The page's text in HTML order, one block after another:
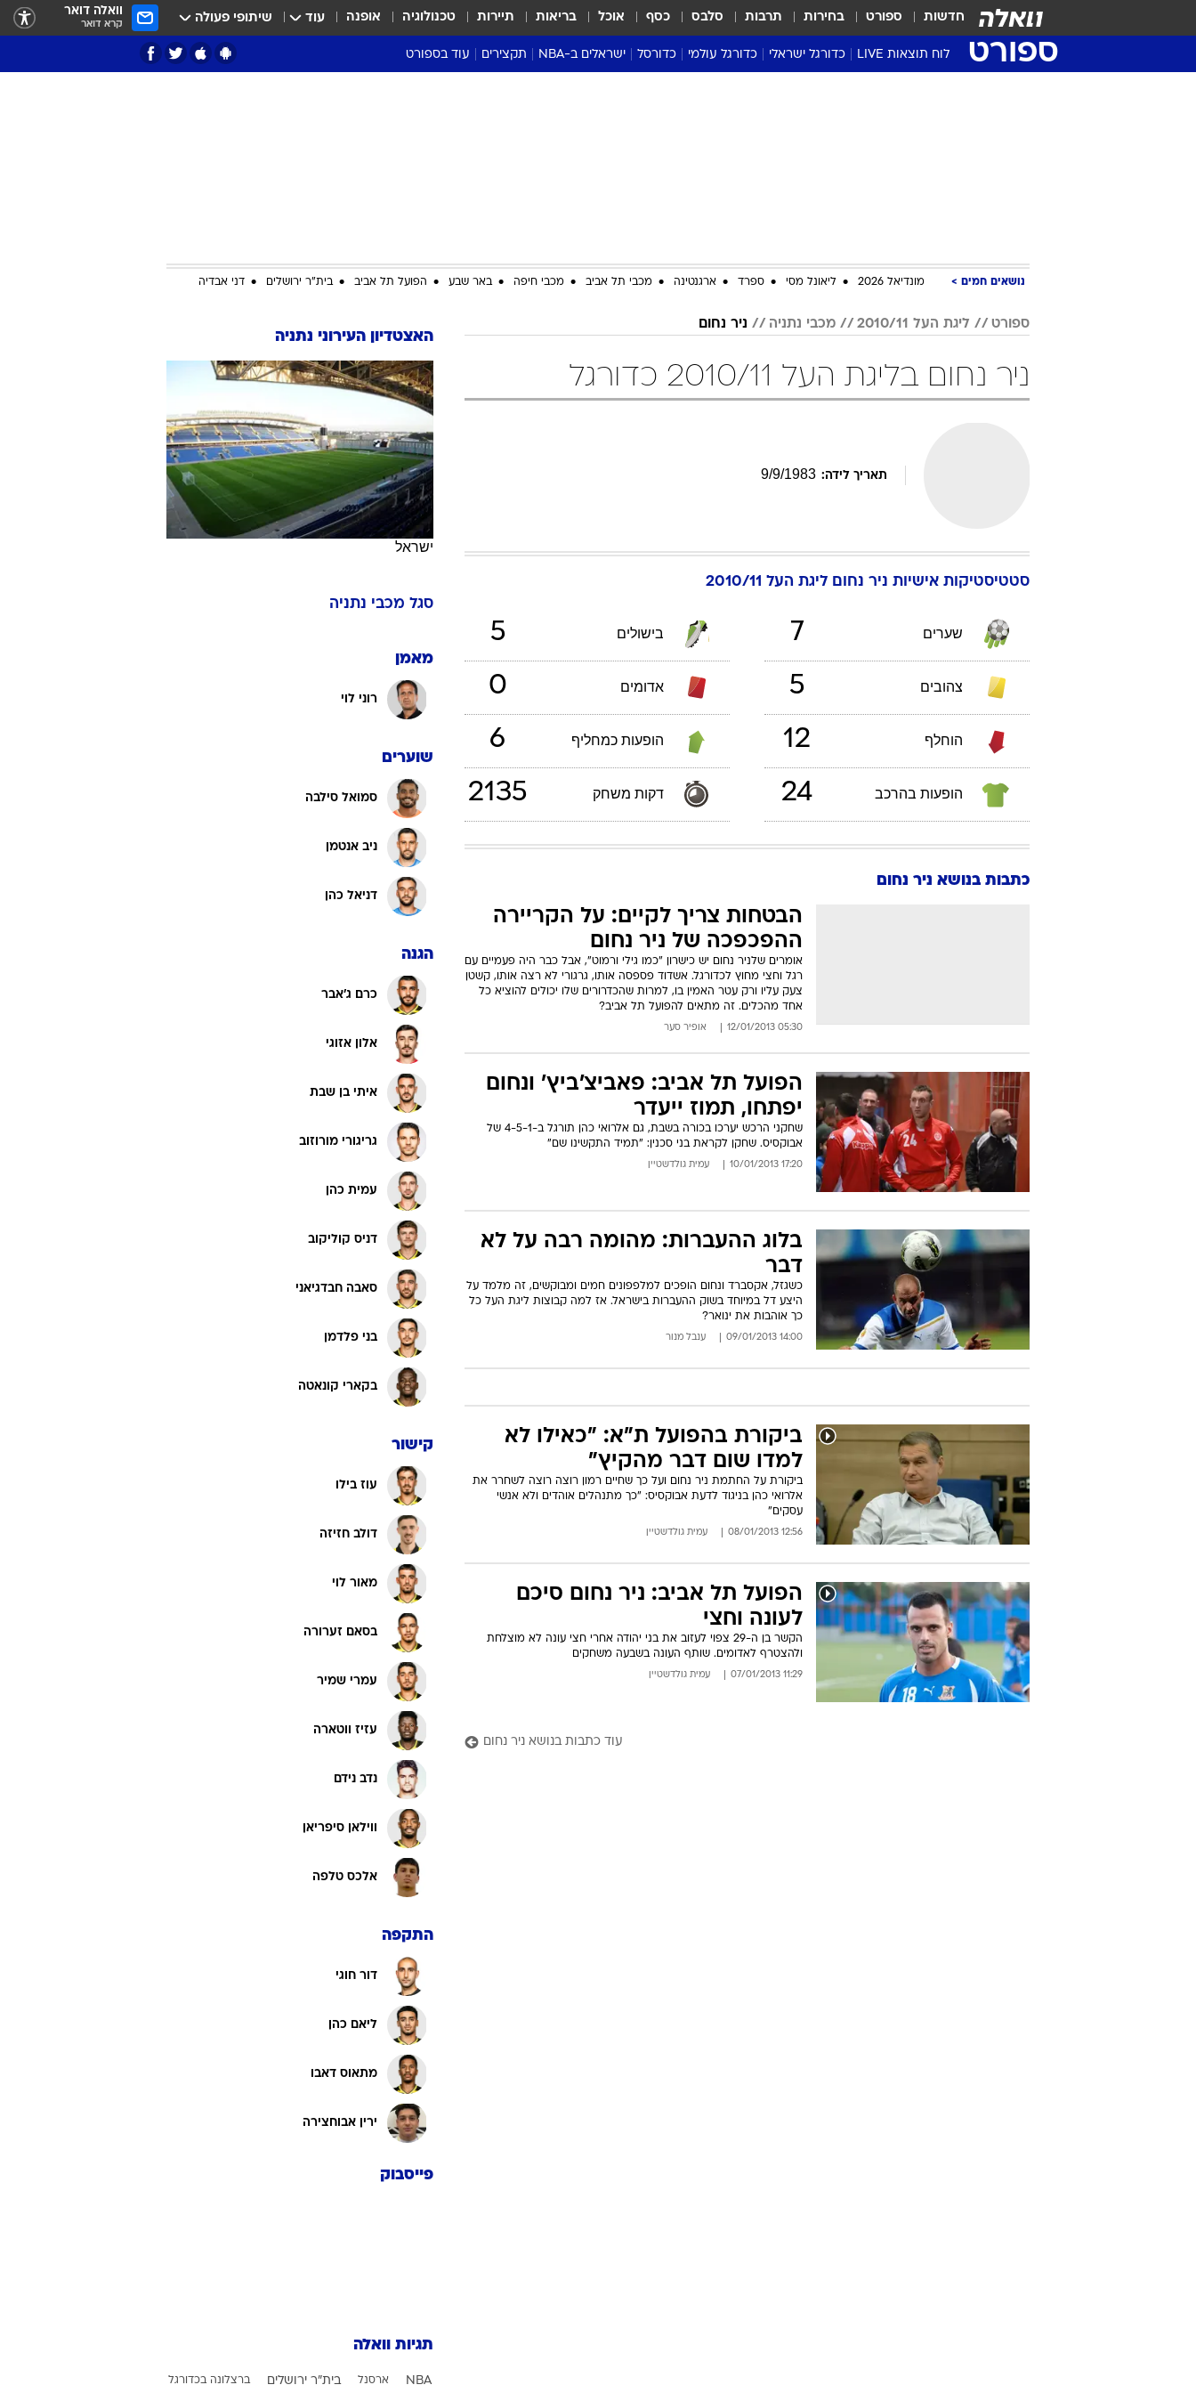
חדשות ספורט בחירות תרבות סלבס כסף אוכל בריאות תיירות טכנולוגיה אופנה עוד שיתופי פעולה וואלה דואר
קרא דואר
ספורט לוח תוצאות LIVE כדורגל ישראלי
ליגה א'
כדורגל עולמי
דרום אמריקה
כדורסל ישראלים ב-NBA תקצירים עוד בספורט
סערה בממלכה
ענפים נוספים
לוח שידורים
החידה של ספורט1
ארכיון מדורים מחוץ לקווים
4-4-2
משרד החוץ
אליפות אפריקה 2015
נושאים חמים מונדיאל 2026 ליאונל מסי ספרד ארגנטינה מכבי תל אביב מכבי חיפה באר שבע הפועל תל אביב בית"ר ירושלים דני אבדיה
ספורט ליגת העל 2010/11 מכבי נתניה ניר נחום
ניר נחום בליגת העל 2010/11 כדורגל
תאריך לידה: 9/9/1983
סטטיסטיקות אישיות ניר נחום ליגת העל 2010/11
שערים 7 בישולים 5
צהובים 5 אדומים 0
הוחלף 12 הופעות כמחליף 6
הופעות בהרכב 24 דקות משחק 2135
כתבות בנושא ניר נחום
הבטחות צריך לקיים: על הקריירה
ההפכפכה של ניר נחום
אומרים שלניר נחום יש כישרון "כמו גילי ורמוט", אבל כבר היה פעמיים עם
רגל וחצי מחוץ לכדורגל. אשדוד פספסה אותו, גרגורי לא רצה אותו, קשטן
צעק עליו ורק עטר האמין בו, למרות שהכדרורים שלו יכולים להוציא כל
אחד מהכלים. זה מתאים להפועל תל אביב?
05:30 12/01/2013 אופיר סער
הפועל תל אביב: פאביצ'ביץ' ונחום
יפתחו, תמוז ייעדר
שחקני הרכש יערכו בכורה בשבת, גם אלרואי כהן תורגל ב-4-5-1 של
אבוקסיס. שחקן לקראת בני סכנין: "תמיד התקשינו שם"
17:20 10/01/2013 עמית גולדשטיין
בלוג ההעברות: מהומה רבה על לא
דבר
כשגזל, אקסברד ונחום הופכים למלפפונים חמים ומבוקשים, זה מלמד על
היצע דל במיוחד בשוק ההעברות בישראל. אז למה קבוצות ליגת העל כל
כך אוהבות את ינואר?
14:00 09/01/2013 ענבל מנור
ביקורת בהפועל ת"א: "כאילו לא
למדו שום דבר מהקיץ"
ביקורת על החתמת ניר נחום ועל כך שחיים רמון רוצה רוצה לשחרר את
אלרואי כהן בניגוד לדעת אבוקסיס: "כך מתנהלים אוהדים ולא אנשי
עסקים"
12:56 08/01/2013 עמית גולדשטיין
הפועל תל אביב: ניר נחום סיכם
לעונה וחצי
הקשר בן ה-29 צפוי לעזוב את בני יהודה אחרי חצי עונה לא מוצלחת
ולהצטרף לאדומים. שותף העונה בשבעה משחקים
11:29 07/01/2013 עמית גולדשטיין
עוד כתבות בנושא ניר נחום
האצטדיון העירוני נתניה
ישראל
סגל מכבי נתניה
מאמן
רוני לוי
שוערים
סמואל סילבה
ניב אנטמן
דניאל כהן
הגנה
כרם ג'אבר
אלון אזוגי
איתי בן שבת
גריגורי מורוזוב
עמית כהן
דניס קוליקוב
סאבה חבדגיאני
בני פלדמן
בקארי קונאטה
קישור
עוז בילו
דולב חזיזה
מאור לוי
בסאם זערורה
עמרי שמיר
עזיז ווטארה
נדב נידם
ווילאן סיפריאן
אלכס טלפה
התקפה
דור חוגי
ליאם כהן
מתאוס דאבו
ירין אבוחצירה
פייסבוק
תגיות וואלה
NBA ארסנל בית"ר ירושלים ברצלונה בכדורגל